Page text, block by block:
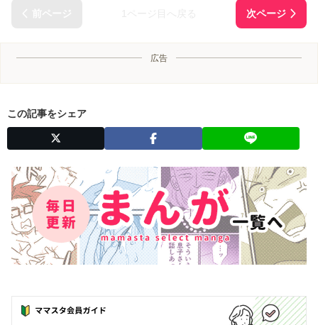
広告
この記事をシェア